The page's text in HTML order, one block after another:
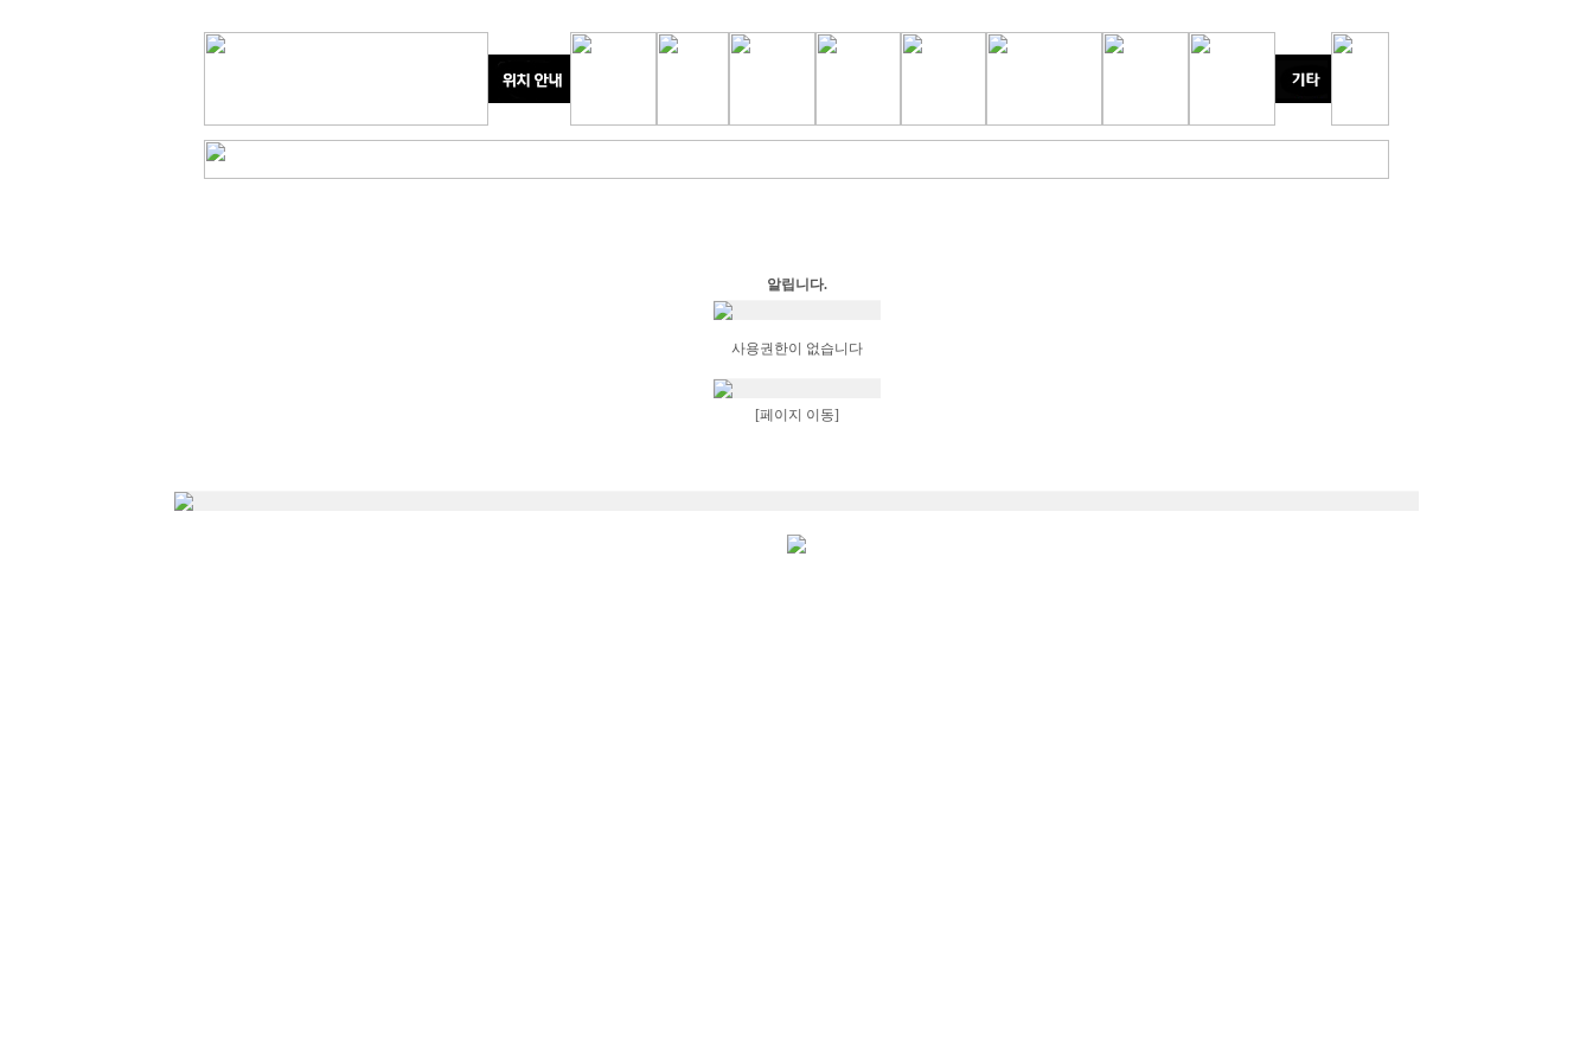
알립니다.
사용권한이 없습니다
[페이지 이동]